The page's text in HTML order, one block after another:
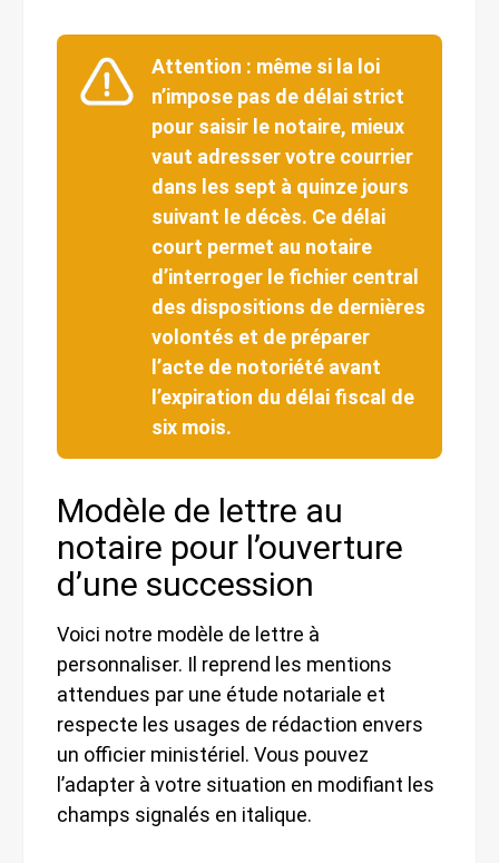
Attention : même si la loi
n’impose pas de délai strict
pour saisir le notaire, mieux
vaut adresser votre courrier
dans les sept à quinze jours
suivant le décès. Ce délai
court permet au notaire
d’interroger le fichier central
des dispositions de dernières
volontés et de préparer
l’acte de notoriété avant
l’expiration du délai fiscal de
six mois.
Modèle de lettre au
notaire pour l’ouverture
d’une succession
Voici notre modèle de lettre à
personnaliser. Il reprend les mentions
attendues par une étude notariale et
respecte les usages de rédaction envers
un officier ministériel. Vous pouvez
l’adapter à votre situation en modifiant les
champs signalés en italique.